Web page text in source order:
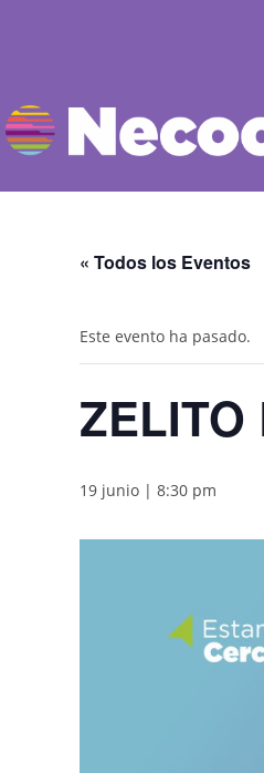
« Todos los Eventos
Este evento ha pasado.
ZELITO
19 junio | 8:30 pm